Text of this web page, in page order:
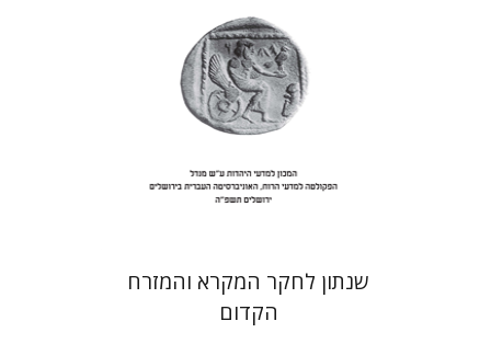
$46
$41
שנתון לחקר המקרא והמזרח
הקדום